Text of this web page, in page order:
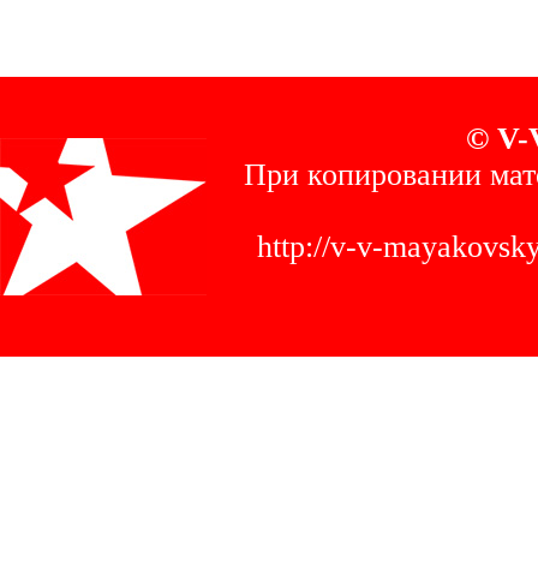
© V-
При копировании
http://v-v-